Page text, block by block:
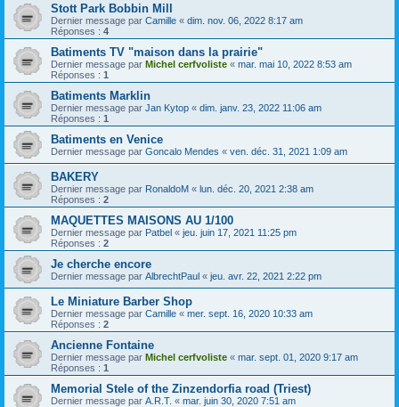
Stott Park Bobbin Mill
Dernier message par Camille « dim. nov. 06, 2022 8:17 am
Réponses : 4
Batiments TV "maison dans la prairie"
Dernier message par Michel cerfvoliste « mar. mai 10, 2022 8:53 am
Réponses : 1
Batiments Marklin
Dernier message par Jan Kytop « dim. janv. 23, 2022 11:06 am
Réponses : 1
Batiments en Venice
Dernier message par Goncalo Mendes « ven. déc. 31, 2021 1:09 am
BAKERY
Dernier message par RonaldoM « lun. déc. 20, 2021 2:38 am
Réponses : 2
MAQUETTES MAISONS AU 1/100
Dernier message par Patbel « jeu. juin 17, 2021 11:25 pm
Réponses : 2
Je cherche encore
Dernier message par AlbrechtPaul « jeu. avr. 22, 2021 2:22 pm
Le Miniature Barber Shop
Dernier message par Camille « mer. sept. 16, 2020 10:33 am
Réponses : 2
Ancienne Fontaine
Dernier message par Michel cerfvoliste « mar. sept. 01, 2020 9:17 am
Réponses : 1
Memorial Stele of the Zinzendorfia road (Triest)
Dernier message par A.R.T. « mar. juin 30, 2020 7:51 am